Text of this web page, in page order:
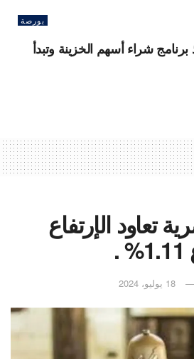
بورصة
شراء أسهم الخزينة وتبدأ
تعاود الإرتفاع
.
18 يوليو، 2024